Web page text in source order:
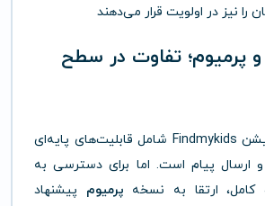
را نیز در اولویت قرار می‌دهند
پرمیوم؛ تفاوت در سطح
نسخه رایگان اپلیکیشن Findmykids شامل قابلیت‌های پایه‌ای
مانند ردیابی GPS و ارسال پیام است. اما برای دسترسی به
کامل، ارتقا به نسخه پرمیوم پیشنهاد